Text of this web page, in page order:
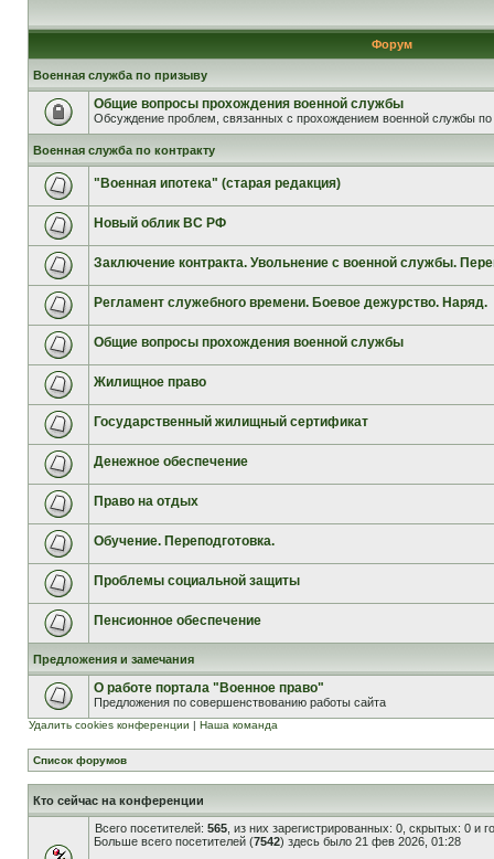
Форум
Военная служба по призыву
Общие вопросы прохождения военной службы
Обсуждение проблем, связанных с прохождением военной службы по
Военная служба по контракту
"Военная ипотека" (старая редакция)
Новый облик ВС РФ
Заключение контракта. Увольнение с военной службы.
Регламент служебного времени. Боевое дежурство. Наряд.
Общие вопросы прохождения военной службы
Жилищное право
Государственный жилищный сертификат
Денежное обеспечение
Право на отдых
Обучение. Переподготовка.
Проблемы социальной защиты
Пенсионное обеспечение
Предложения и замечания
О работе портала "Военное право"
Предложения по совершенствованию работы сайта
Удалить cookies конференции | Наша команда
Список форумов
Кто сейчас на конференции
Всего посетителей: 565 , из них зарегистрированных: 0, скрытых: 0 и
Больше всего посетителей (7542) здесь было 21 фев 2026, 01:28